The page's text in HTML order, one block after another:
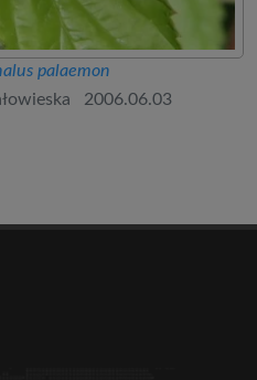
palaemon
2006.06.03